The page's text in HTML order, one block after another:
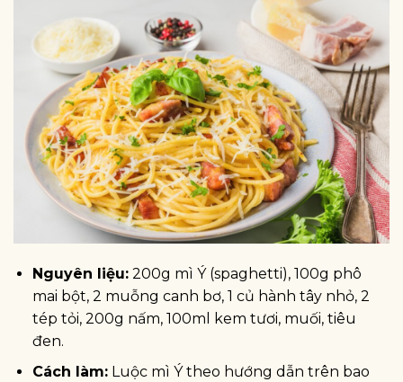
Nguyên liệu:200g mì Ý (spaghetti), 100g phô
mai bột, 2 muỗng canh bơ, 1 củ hành tây nhỏ, 2
tép tỏi, 200g nấm, 100ml kem tươi, muối, tiêu
đen.
Cách làm:Luộc mì Ý theo hướng dẫn trên bao